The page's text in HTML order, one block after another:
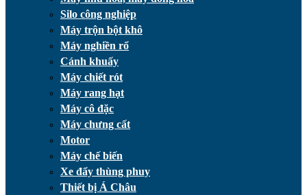
Silo công nghiệp
Máy trộn bột khô
Máy nghiền rổ
Cánh khuấy
Máy chiết rót
Máy rang hạt
Máy cô đặc
Máy chưng cất
Motor
Máy chế biến
Xe đẩy thùng phuy
Thiết bị Á Châu